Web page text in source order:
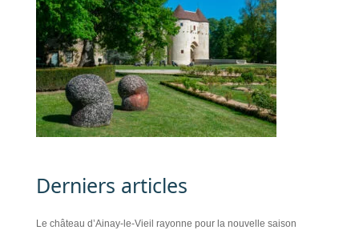
Derniers articles
Le château d’Ainay-le-Vieil rayonne pour la nouvelle saison